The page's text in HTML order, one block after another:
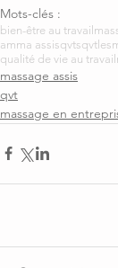
Mots-clés :
bien-être au travail
amma assisqvtsqvt
qualité de vie au travail
massage assis
qvt
massage en